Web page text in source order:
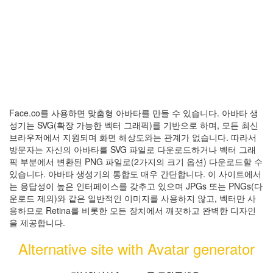
Face.co를 사용하면 맞춤형 아바타를 만들 수 있습니다. 아바타 생
성기는 SVG(확장 가능한 벡터 그래픽)를 기반으로 하며, 모든 최신
브라우저에서 지원되며 화면 해상도와는 관계가 없습니다. 따라서
방문자는 자신의 아바타를 SVG 파일로 다운로드하거나 벡터 그래
픽 부분에서 변환된 PNG 파일로(2가지의 크기 옵션) 다운로드할 수
있습니다. 아바타 생성기의 통합도 매우 간단합니다. 이 사이트에서
는 응답성이 높은 인터페이스를 갖추고 있으며 JPGs 또는 PNGs(다
운로드 제외)와 같은 일반적인 이미지를 사용하지 않고, 벡터만 사
용하므로 Retina를 비롯한 모든 장치에서 깨끗하고 완벽한 디자인
을 제공합니다.
Alternative site with Avatar generator